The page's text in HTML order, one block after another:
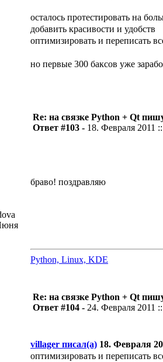
осталось протестировать на
добавить красивости и удобств
оптимизировать и переписать
но первые 300 баксов уже
Re: на связке Python + Qt
Ответ #103 - 18. Февраля 2011
браво! поздравляю
Python, Linux, KDE
Re: на связке Python + Qt
Ответ #104 - 24. Февраля 2011
villager писал(а) 18. Февраля
оптимизировать и переписать